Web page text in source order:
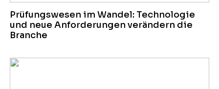
Prüfungswesen im Wandel: Technologie
und neue Anforderungen verändern die
Branche